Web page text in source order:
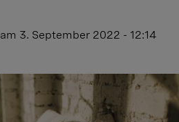
am 3. September 2022 - 12:14